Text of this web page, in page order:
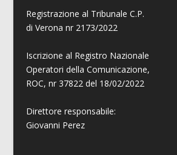
Registrazione al Tribunale C.P.
di Verona nr 2173/2022
Iscrizione al Registro Nazionale
Operatori della Comunicazione,
ROC, nr 37822 del 18/02/2022
Direttore responsabile:
Giovanni Perez